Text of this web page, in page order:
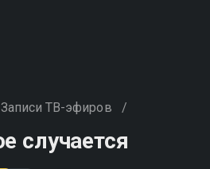
Записи ТВ-эфиров /
случается